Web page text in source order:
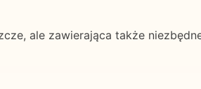
ale zawierająca także